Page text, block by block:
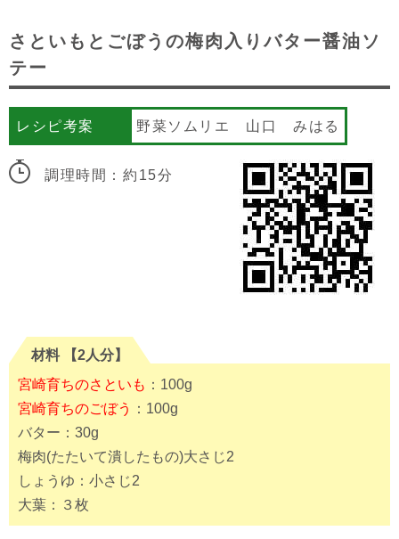
さといもとごぼうの梅肉入りバター醤油ソ
テー
レシピ考案 野菜ソムリエ 山口 みはる
調理時間：約15分
材料 【2人分】
宮崎育ちのさといも ：100g⠀
宮崎育ちのごぼう
：100g⠀
バター：30g⠀
梅肉(たたいて潰したもの)大さじ2⠀
しょうゆ：小さじ2⠀
大葉：３枚⠀